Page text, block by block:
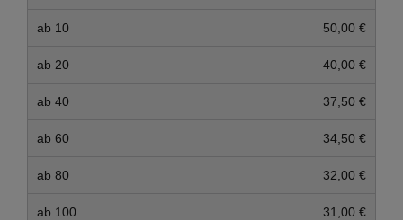
ab 10 50,00 €
ab 20 40,00 €
ab 40 37,50 €
ab 60 34,50 €
ab 80 32,00 €
ab 100 31,00 €